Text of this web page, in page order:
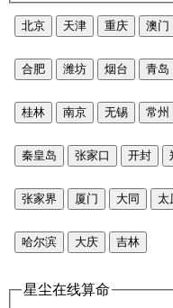
北京 天津 重庆 澳门
合肥 潍坊 烟台 青岛
桂林 南京 无锡 常州
秦皇岛 张家口 开封
张家界 厦门 大同 太
哈尔滨 大庆 吉林
星尘在线算命